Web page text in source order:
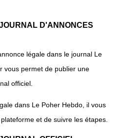
D'ANNONCES
légale dans le journal Le
vous permet de publier une
officiel.
dans Le Poher Hebdo, il vous
et de suivre les étapes.